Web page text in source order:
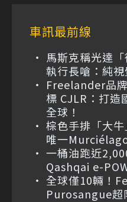
車訊最前線
馬斯克稱光達
執行長嗆：純
Freelander品
標 CJLR：打造
全球！
棕色手排「大
唯一
一桶油跑近
Qashqai e-
全球僅10輛！
Purosangue超